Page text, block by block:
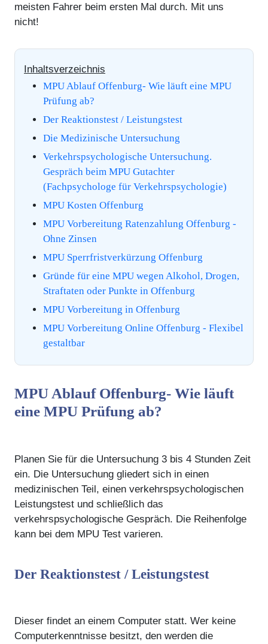
meisten Fahrer beim ersten Mal durch. Mit uns
nicht!
Inhaltsverzeichnis
MPU Ablauf Offenburg- Wie läuft eine MPU
Prüfung ab?
Der Reaktionstest / Leistungstest
Die Medizinische Untersuchung
Verkehrspsychologische Untersuchung.
Gespräch beim MPU Gutachter
(Fachpsychologe für Verkehrspsychologie)
MPU Kosten Offenburg
MPU Vorbereitung Ratenzahlung Offenburg -
Ohne Zinsen
MPU Sperrfristverkürzung Offenburg
Gründe für eine MPU wegen Alkohol, Drogen,
Straftaten oder Punkte in Offenburg
MPU Vorbereitung in Offenburg
MPU Vorbereitung Online Offenburg - Flexibel
gestaltbar
MPU Ablauf Offenburg- Wie läuft
eine MPU Prüfung ab?
Planen Sie für die Untersuchung 3 bis 4 Stunden Zeit
ein. Die Untersuchung gliedert sich in einen
medizinischen Teil, einen verkehrspsychologischen
Leistungstest und schließlich das
verkehrspsychologische Gespräch. Die Reihenfolge
kann bei dem MPU Test varieren.
Der Reaktionstest / Leistungstest
Dieser findet an einem Computer statt. Wer keine
Computerkenntnisse besitzt, den werden die